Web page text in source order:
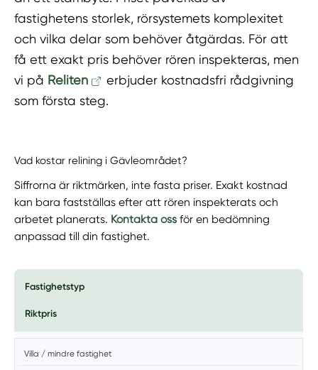
fastighetens storlek, rörsystemets komplexitet
och vilka delar som behöver åtgärdas. För att
få ett exakt pris behöver rören inspekteras, men
vi på Reliten
erbjuder kostnadsfri rådgivning
som första steg.
Vad kostar relining i Gävleområdet?
Siffrorna är riktmärken, inte fasta priser. Exakt kostnad
kan bara fastställas efter att rören inspekterats och
arbetet planerats. Kontakta oss för en bedömning
anpassad till din fastighet.
Fastighetstyp
Riktpris
Villa / mindre fastighet